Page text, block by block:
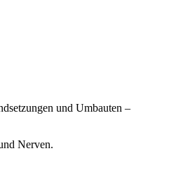
und Umbauten –
Nerven.